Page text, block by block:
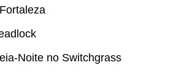
Noite no Switchgrass